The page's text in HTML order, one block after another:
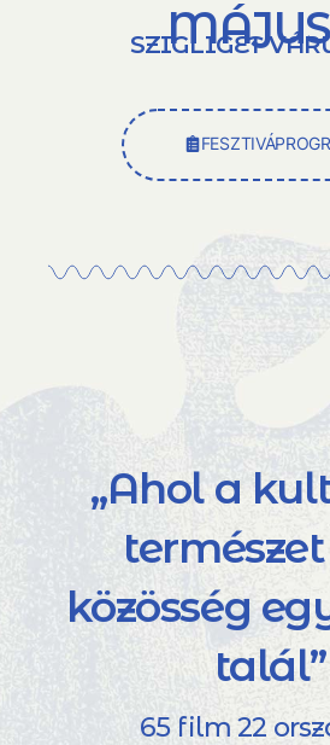
SZIGLIGET
„Ahol a
közösség
talál”
65 film 22